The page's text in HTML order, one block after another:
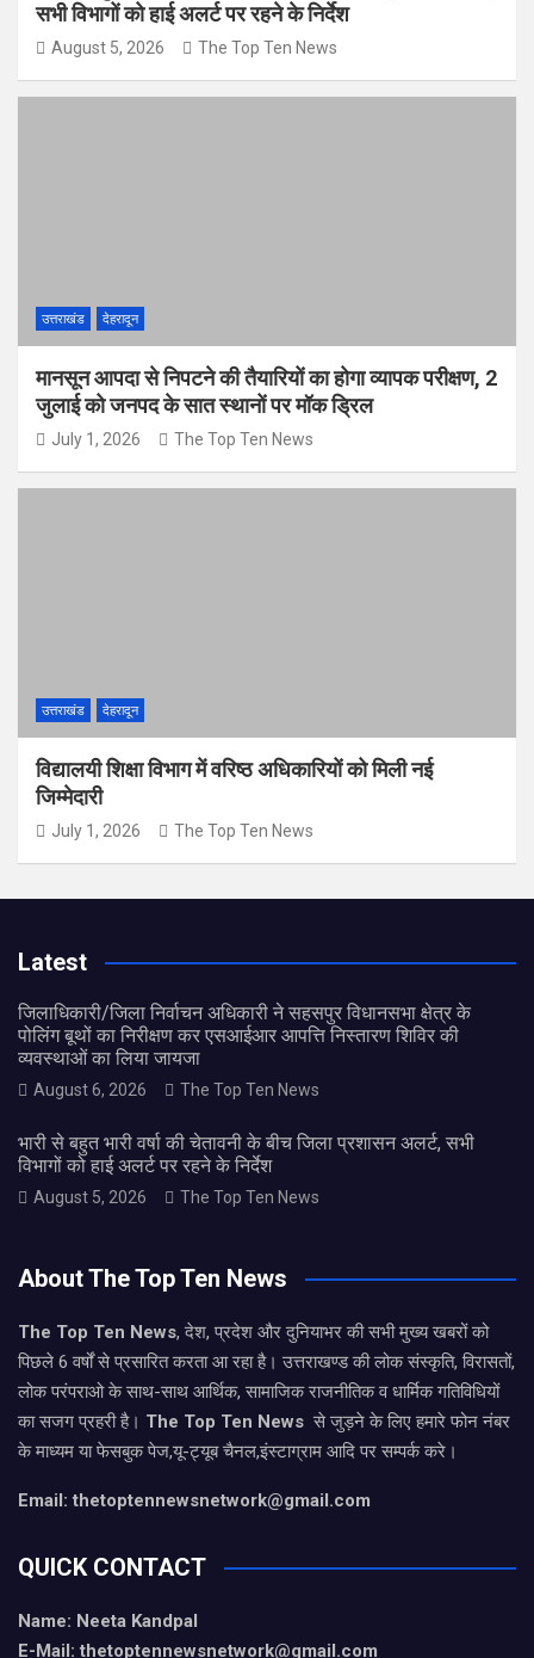
सभी विभागों को हाई अलर्ट पर रहने के निर्देश
August 5, 2026 The Top Ten News
उत्तराखंड देहरादून
मानसून आपदा से निपटने की तैयारियों का होगा व्यापक परीक्षण, 2
जुलाई को जनपद के सात स्थानों पर मॉक ड्रिल
July 1, 2026 The Top Ten News
उत्तराखंड देहरादून
विद्यालयी शिक्षा विभाग में वरिष्ठ अधिकारियों को मिली नई
जिम्मेदारी
July 1, 2026 The Top Ten News
Latest
जिलाधिकारी/जिला निर्वाचन अधिकारी ने सहसपुर विधानसभा क्षेत्र के
पोलिंग बूथों का निरीक्षण कर एसआईआर आपत्ति निस्तारण शिविर की
व्यवस्थाओं का लिया जायजा
August 6, 2026 The Top Ten News
भारी से बहुत भारी वर्षा की चेतावनी के बीच जिला प्रशासन अलर्ट, सभी
विभागों को हाई अलर्ट पर रहने के निर्देश
August 5, 2026 The Top Ten News
About The Top Ten News
The Top Ten News, देश, प्रदेश और दुनियाभर की सभी मुख्य खबरों को
पिछले 6 वर्षों से प्रसारित करता आ रहा है। उत्तराखण्ड की लोक संस्कृति, विरासतों,
लोक परंपराओ के साथ-साथ आर्थिक, सामाजिक राजनीतिक व धार्मिक गतिविधियों
का सजग प्रहरी है। The Top Ten News से जुड़ने के लिए हमारे फोन नंबर
के माध्यम या फेसबुक पेज,यू-ट्यूब चैनल,इंस्टाग्राम आदि पर सम्पर्क करे।
Email: thetoptennewsnetwork@gmail.com
QUICK CONTACT
Name: Neeta Kandpal
E-Mail: thetoptennewsnetwork@gmail.com